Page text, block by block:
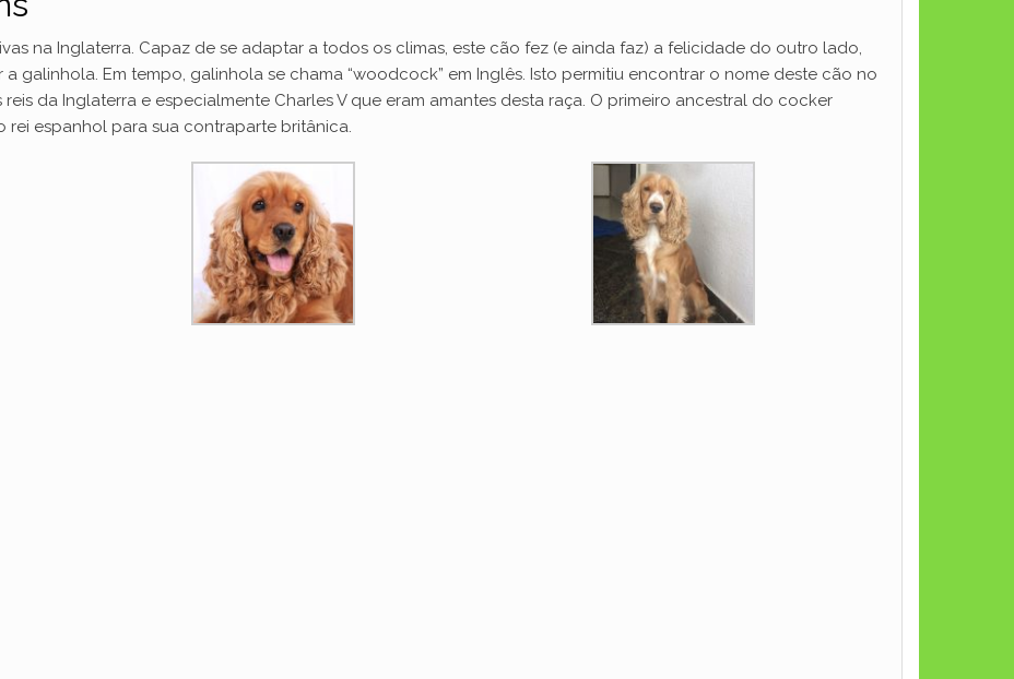
na Inglaterra. Capaz de se adaptar a todos os climas, este cão fez (e ainda faz) a felicidade do outro lado,
galinhola. Em tempo, galinhola se chama “woodcock” em Inglês. Isto permitiu encontrar o nome deste cão no
da Inglaterra e especialmente Charles V que eram amantes desta raça. O primeiro ancestral do cocker
espanhol para sua contraparte britânica.